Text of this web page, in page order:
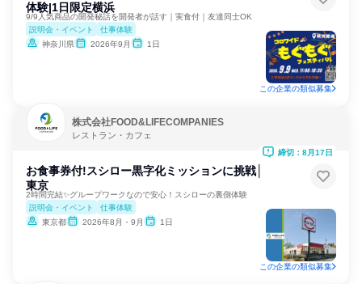
体験|1日限定横浜
9/9人気商品の開発秘話を開発者が話す｜実食付｜友達同士OK
説明会・イベント
仕事体験
神奈川県
2026年9月 1日
この企業の類似募集
株式会社FOOD&LIFECOMPANIES
レストラン・カフェ
お食事券付!スシロー黒字化ミッションに挑戦│
東京
2時間完結✨グループワークなので安心！スシローの裏側体験
説明会・イベント
仕事体験
東京都
2026年8月・9月 1日
締切：8月17日
この企業の類似募集